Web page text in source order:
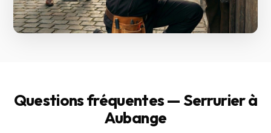
Questions fréquentes — Serrurier à
Aubange